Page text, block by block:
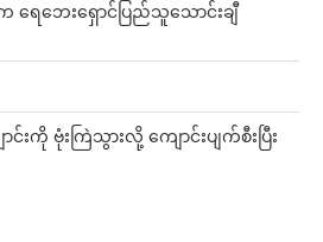
ရေဘေးရှောင်ပြည်သူသောင်းချီ
းကို ဗုံးကြဲသွားလို့ ကျောင်းပျက်စီးပြီး